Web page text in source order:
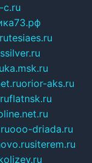
tesiaes.ru
orior-aks.ru
flatnsk.ru
ooo-driada.ru
siterem.ru